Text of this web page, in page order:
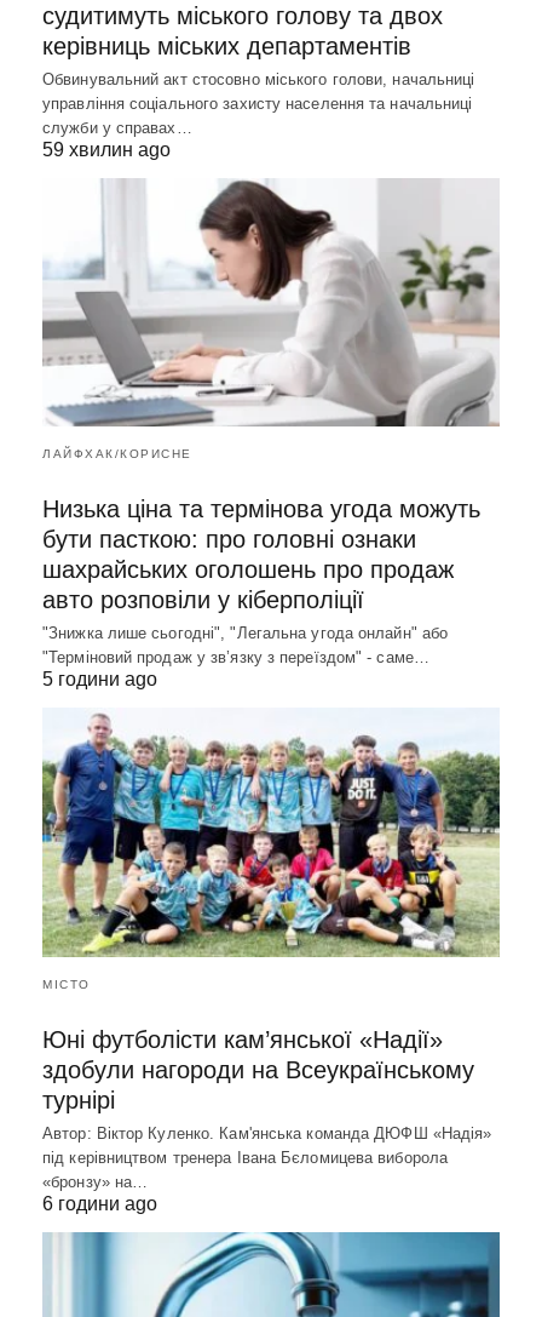
судитимуть міського голову та двох
керівниць міських департаментів
Обвинувальний акт стосовно міського голови, начальниці
управління соціального захисту населення та начальниці
служби у справах…
59 хвилин ago
ЛАЙФХАК/КОРИСНЕ
Низька ціна та термінова угода можуть
бути пасткою: про головні ознаки
шахрайських оголошень про продаж
авто розповіли у кіберполіції
"Знижка лише сьогодні", "Легальна угода онлайн" або
"Терміновий продаж у зв’язку з переїздом" - саме…
5 години ago
МІСТО
Юні футболісти кам’янської «Надії»
здобули нагороди на Всеукраїнському
турнірі
Автор: Віктор Куленко. Кам'янська команда ДЮФШ «Надія»
під керівництвом тренера Івана Бєломицева виборола
«бронзу» на…
6 години ago